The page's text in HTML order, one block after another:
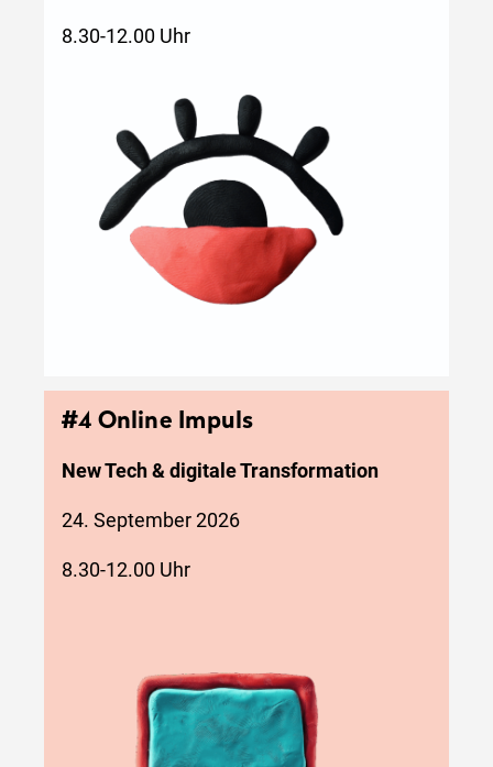
8.30-12.00 Uhr
#4 Online Impuls
New Tech & digitale Transformation
24. September 2026
8.30-12.00 Uhr